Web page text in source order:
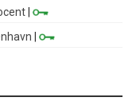
|
|